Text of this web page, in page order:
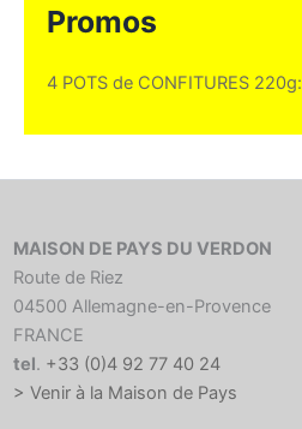
Promos
4 POTS de CONFITURES 220g:
MAISON DE PAYS DU VERDON
Route de Riez
04500 Allemagne-en-Provence
FRANCE
tel. +33 (0)4 92 77 40 24
> Venir à la Maison de Pays